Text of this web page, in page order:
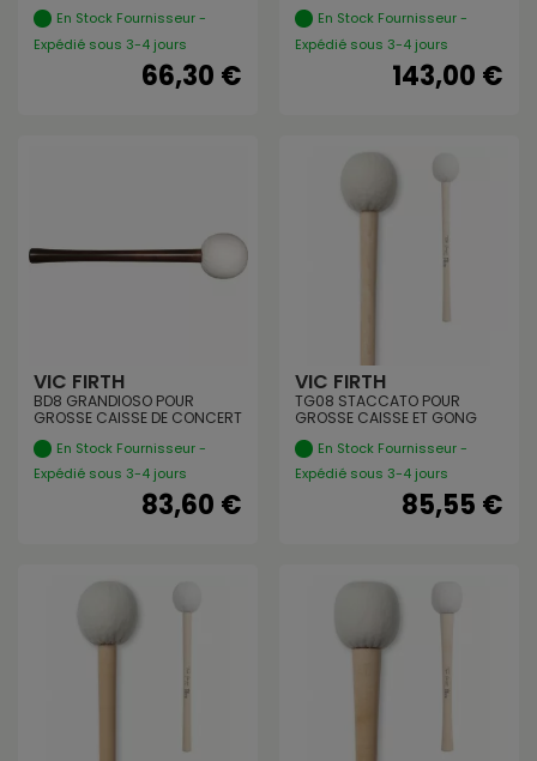
En Stock Fournisseur -
Expédié sous 3-4 jours
66,30 €
En Stock Fournisseur -
Expédié sous 3-4 jours
143,00 €
VIC FIRTH
BD8 GRANDIOSO POUR
GROSSE CAISSE DE CONCERT
En Stock Fournisseur -
Expédié sous 3-4 jours
83,60 €
VIC FIRTH
TG08 STACCATO POUR
GROSSE CAISSE ET GONG
En Stock Fournisseur -
Expédié sous 3-4 jours
85,55 €